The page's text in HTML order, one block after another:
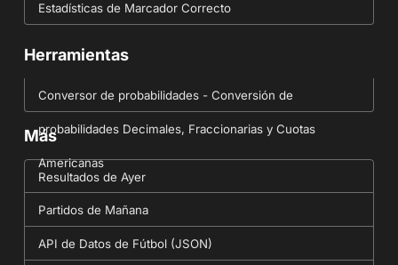
Estadísticas de Marcador Correcto
Herramientas
Conversor de probabilidades - Conversión de
probabilidades Decimales, Fraccionarias y Cuotas
Americanas
Más
Resultados de Ayer
Partidos de Mañana
API de Datos de Fútbol (JSON)